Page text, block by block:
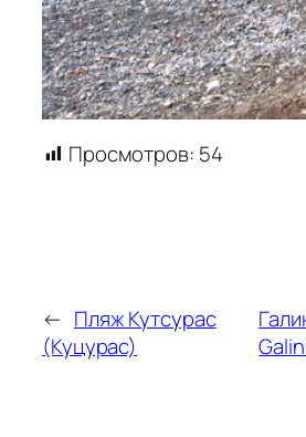
Просмотров: 54
← Пляж Кутсурас
(Куцурас)